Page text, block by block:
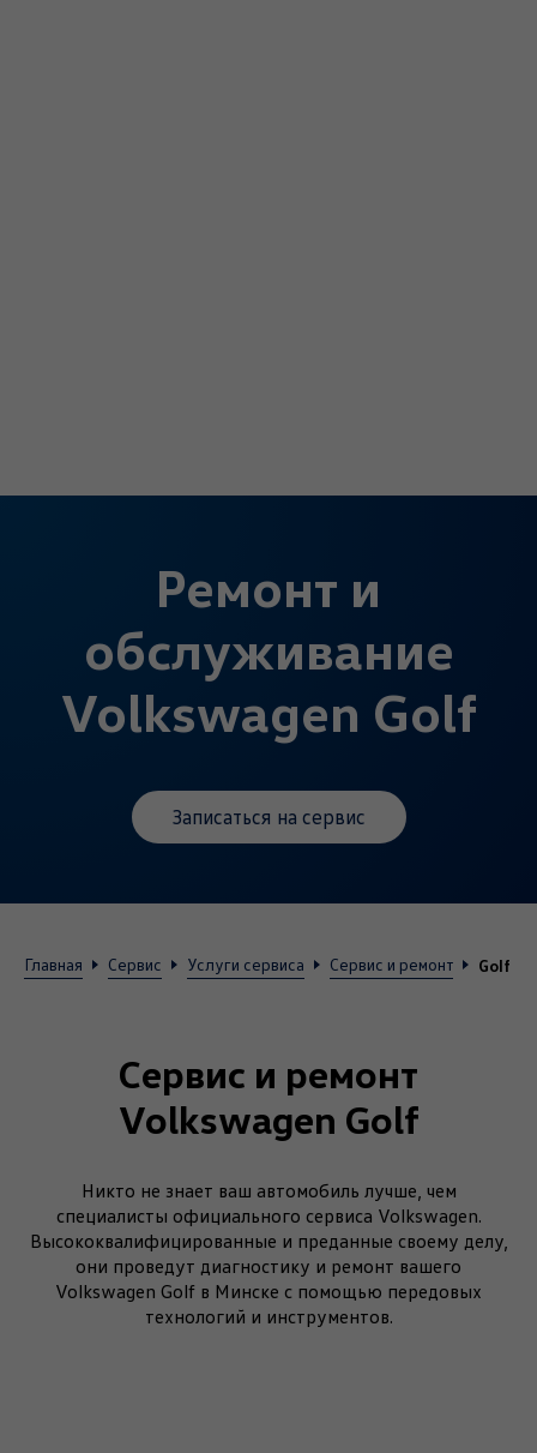
Ремонт и
обслуживание
Volkswagen Golf
Записаться на сервис
Главная Сервис Услуги сервиса Сервис и ремонт Golf
Сервис и ремонт
Volkswagen Golf
Никто не знает ваш автомобиль лучше, чем
специалисты официального сервиса Volkswagen.
Высококвалифицированные и преданные своему делу,
они проведут диагностику и ремонт вашего
Volkswagen Golf в Минске с помощью передовых
технологий и инструментов.